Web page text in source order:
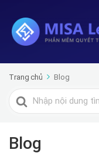
Trang chủ Blog
Tìm
kiếm
Blog